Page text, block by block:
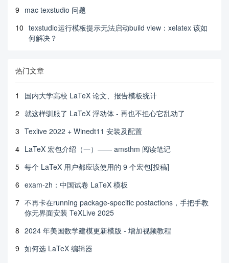
9 mac texstudio 问题
10 texstudio运行模板提示无法启动build view：xelatex 该如
何解决？
热门文章
1
国内大学高校 LaTeX 论文、报告模板统计
2 就这样驯服了 LaTeX 浮动体 - 再也不担心它乱动了
3 Texlive 2022 + Winedt11 安装及配置
4 LaTeX 宏包介绍（一）—— amsthm 阅读笔记
5 每个 LaTeX 用户都应该使用的 9 个宏包[投稿]
6 exam-zh：中国试卷 LaTeX 模板
7 不再卡在running package-specific postactions，手把手教
你无界面安装 TeXLive 2025
8 2024 年美国数学建模更新模版 - 增加视频教程
9 如何选 LaTeX 编辑器